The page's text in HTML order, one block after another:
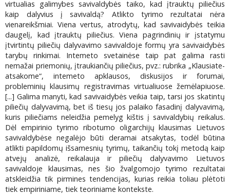
virtualias galimybes savivaldybės taiko, kad įtrauktų piliečius
kaip dalyvius į savivaldą? Atlikto tyrimo rezultatai nėra
vienareikšmiai. Viena vertus, atrodytų, kad savivaidybės teikia
daugelį, kad įtrauktų piliečius. Viena pagrindinių ir įstatymu
įtvirtintų piliečių dalyvavimo savivaldoje formų yra savivaidybės
tarybų rinkimai. Intemeto svetainėse taip pat galima rasti
nemažai priemonių, įtraukiančių piliečius, pvz.: rubrika „Klausiate-
atsakome“, intemeto apklausos, diskusijos ir forumai,
probleminių klausimų registravimas virtualiuose žemėlapiuose.
[...] Galima manyti, kad savivaidybės veikia taip, tarsi jos skatintų
piliečių dalyvavimą, bet iš tiesų jos palaiko fasadinį dalyvavimą,
kuris piliečiams neleidžia pemelyg kištis į savivaldybių reikalus.
Dėl empirinio tyrimo ribotumo oligarchijų klausimas Lietuvos
savivaldybėse negalėjo būti deramai atsakytas, todėl būtina
atlikti papildomų išsamesnių tyrimų, taikančių tokį metodą kaip
atvejų analizė, reikalauja ir piliečių dalyvavimo Lietuvos
savivaldoje klausimas, nes šio žvalgomojo tyrimo rezultatai
atskleidžia tik pirmines tendencijas, kurias reikia toliau plėtoti
tiek empiriniame, tiek teoriniame kontekste.